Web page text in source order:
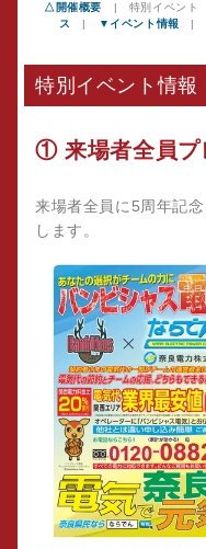
△開催概要 | 特別イベン
ス
▼イベント情報
特別イベント情報
① 来場者全員プ
来場者全員に5周年記
します。